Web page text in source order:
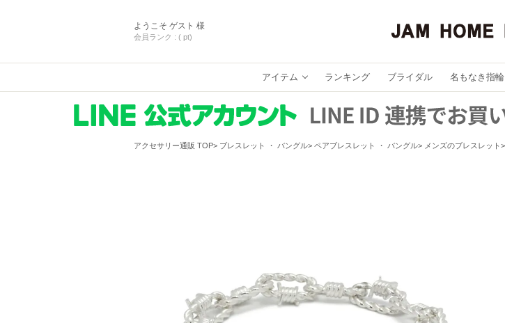
ようこそ ゲスト 様
会員ランク : ( pt)
アイテム ランキング ブライダル 名もなき指輪
アクセサリー通販 TOP ブレスレット ・ バングル ペアブレスレット ・ バングル メンズのブレスレット